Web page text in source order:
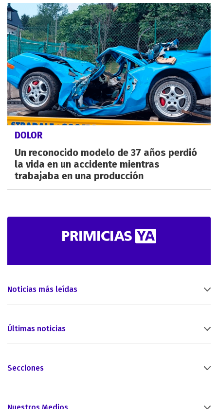
DOLOR
Un reconocido modelo de 37 años perdió
la vida en un accidente mientras
trabajaba en una producción
Noticias más leídas
Últimas noticias
Secciones
Nuestros Medios